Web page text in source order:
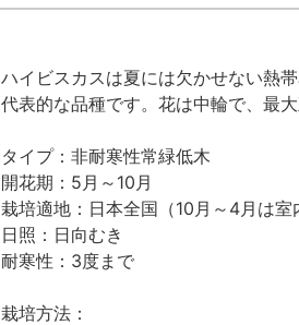
ハイビスカスは夏には欠かせない熱
代表的な品種です。花は中輪で、最
タイプ：非耐寒性常緑低木
開花期：5月～10月
栽培適地：日本全国（10月～4月は室
日照：日向むき
耐寒性：3度まで
栽培方法：